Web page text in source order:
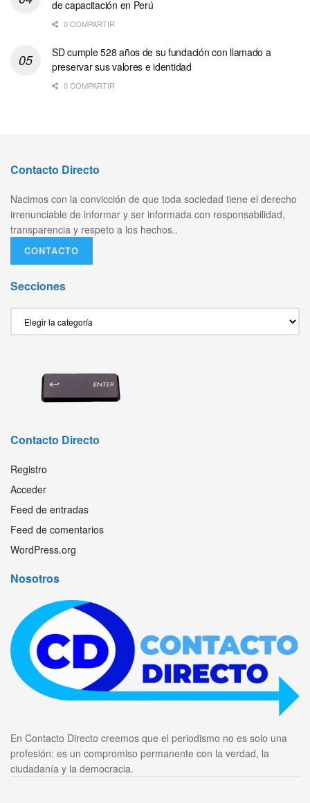
de capacitación en Perú
0 COMPARTIR
SD cumple 528 años de su fundación con llamado a
preservar sus valores e identidad
0 COMPARTIR
Contacto Directo
Nacimos con la convicción de que toda sociedad tiene el derecho
irrenunciable de informar y ser informada con responsabilidad,
transparencia y respeto a los hechos..
CONTACTO
Secciones
Contacto Directo
Registro
Acceder
Feed de entradas
Feed de comentarios
WordPress.org
Nosotros
En Contacto Directo creemos que el periodismo no es solo una
profesión: es un compromiso permanente con la verdad, la
ciudadanía y la democracia.